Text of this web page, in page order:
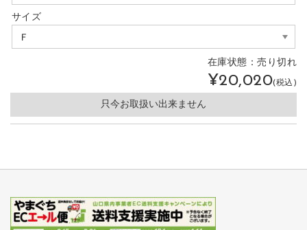
サイズ
在庫状態：売り切れ
¥20,020(税込)
只今お取扱い出来ません